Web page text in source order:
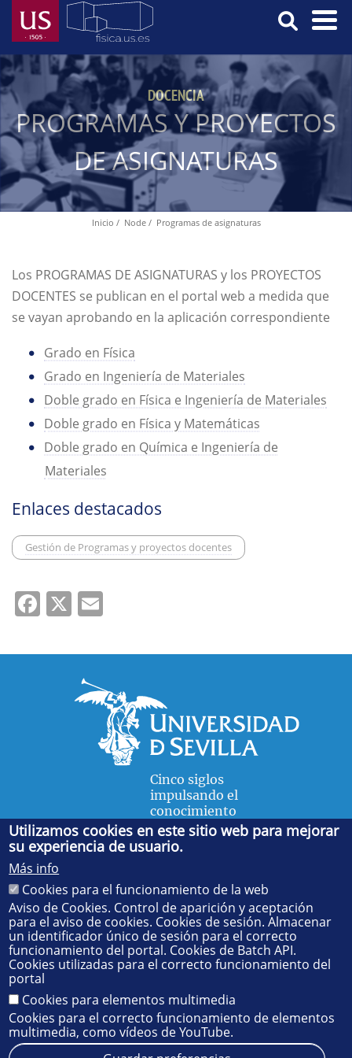
Skip
main
content
Menú
Principal
DOCENCIA
PROGRAMAS Y PROYECTOS
DE ASIGNATURAS
Inicio Node Programas de asignaturas
Los PROGRAMAS DE ASIGNATURAS y los PROYECTOS
DOCENTES se publican en el portal web a medida que
se vayan aprobando en la aplicación correspondiente
Grado en Física
Grado en Ingeniería de Materiales
Doble grado en Física e Ingeniería de Materiales
Doble grado en Física y Matemáticas
Doble grado en Química e Ingeniería de
Materiales
Enlaces destacados
Gestión de Programas y proyectos docentes
Facebook
X
Cinco siglos
impulsando el
conocimiento
FACULTAD DE FÍSICA
Avda. de la Reina Mercedes, s/n. 41012 Sevilla. Tel.:
55 28 91. Administración:administradorfisica@us.es
Secretaría:jsecfisi@us.es- Decanato:ffisaog@us.es
Utilizamos cookies en este sitio web para mejorar
su experiencia de usuario.
Más info
Cookies para el funcionamiento de la web
Aviso de Cookies. Control de aparición y aceptación
para el aviso de cookies. Cookies de sesión. Almacenar
un identificador único de sesión para el correcto
funcionamiento del portal. Cookies de Batch API.
Cookies utilizadas para el correcto funcionamiento del
portal
Cookies para elementos multimedia
Cookies para el correcto funcionamiento de elementos
multimedia, como vídeos de YouTube.